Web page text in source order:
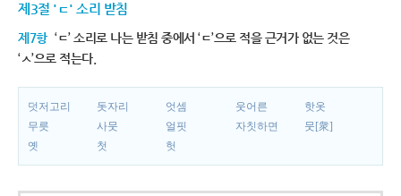
제3절 'ㄷ' 소리 받침
제7항 ‘ㄷ’ 소리로 나는 받침 중에서 ‘ㄷ’으로 적을 근거가 없는 것은
‘ㅅ’으로 적는다.
덧저고리 돗자리 엇셈 웃어른
핫옷
무릇
사뭇 얼핏 자칫하면
뭇[衆]
옛
첫 헛